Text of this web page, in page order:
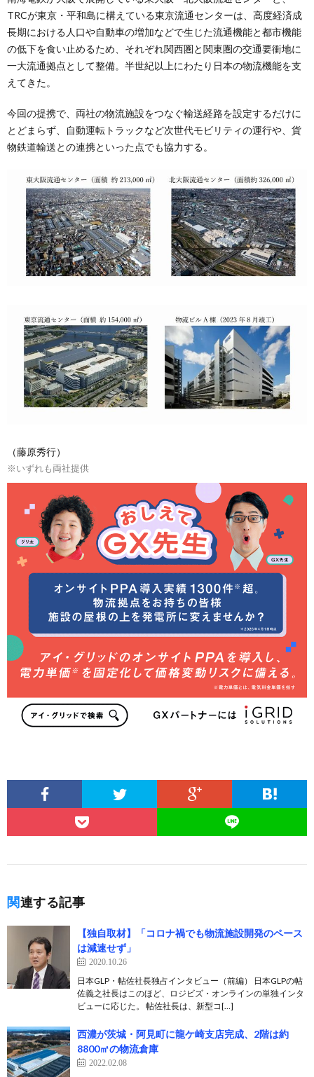
TRCが東京・平和島に構えている東京流通センターは、高度経済成
長期における人口や自動車の増加などで生じた流通機能と都市機能
の低下を食い止めるため、それぞれ関西圏と関東圏の交通要衝地に
一大流通拠点として整備。半世紀以上にわたり日本の物流機能を支
えてきた。
今回の提携で、両社の物流施設をつなぐ輸送経路を設定するだけに
とどまらず、自動運転トラックなど次世代モビリティの運行や、貨
物鉄道輸送との連携といった点でも協力する。
（藤原秀行）
※いずれも両社提供
関連する記事
【独自取材】「コロナ禍でも物流施設開発のペース
は減速せず」
2020.10.26
日本GLP・帖佐社長独占インタビュー（前編） 日本GLPの帖
佐義之社長はこのほど、ロジビズ・オンラインの単独インタ
ビューに応じた。 帖佐社長は、新型コ[…]
西濃が茨城・阿見町に龍ケ崎支店完成、2階は約
8800㎡の物流倉庫
2022.02.08